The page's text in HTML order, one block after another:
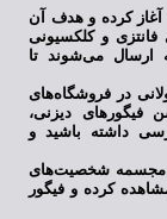
فروشگاه اینترنتی نیکام تویز فعالیت خود را از سال ۱۳۹۸ آغاز کرده و هدف آن
فانتزی و کلکسیونی
ارسال می‌شوند تا
در فروشگاه‌های
فیگورهای دیزنی،
داشته باشید و
یا مجسمه شخصیت‌های
کرده و فیگور